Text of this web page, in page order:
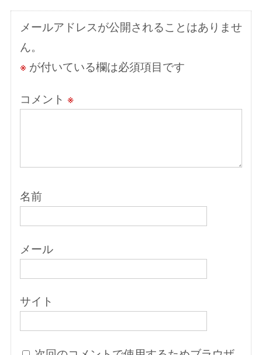
シ
ョ
ン
メールアドレスが公開されることはありませ
ん。
※が付いている欄は必須項目です
コメント ※
名前
メール
サイト